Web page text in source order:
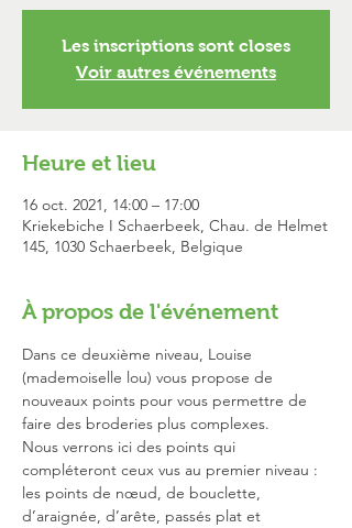
Les inscriptions sont closes
Voir autres événements
Heure et lieu
16 oct. 2021, 14:00 – 17:00
Kriekebiche I Schaerbeek, Chau. de Helmet
145, 1030 Schaerbeek, Belgique
À propos de l'événement
Dans ce deuxième niveau, Louise
(mademoiselle lou) vous propose de
nouveaux points pour vous permettre de
faire des broderies plus complexes.
Nous verrons ici des points qui
compléteront ceux vus au premier niveau :
les points de nœud, de bouclette,
d’araignée, d’arête, passés plat et